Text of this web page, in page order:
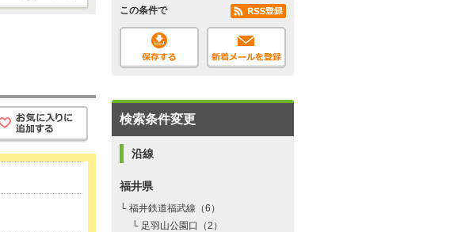
この条件で
検索条件変更
沿線
福井県
└ 福井鉄道福武線（6）
└ 足羽山公園口（2）